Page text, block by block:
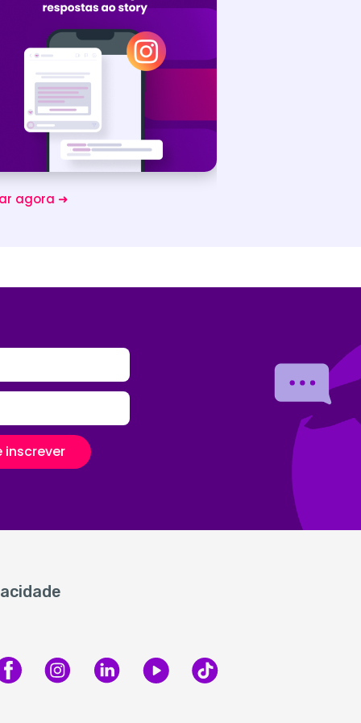
agora ➜
inscrever